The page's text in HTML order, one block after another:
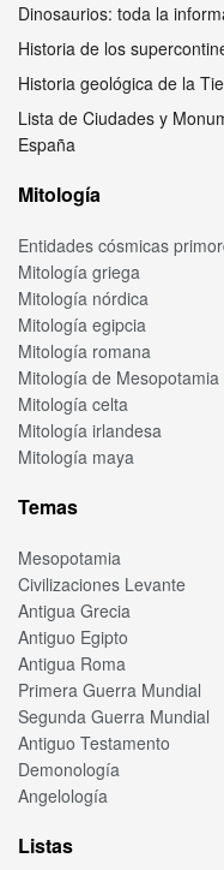
Dinosaurios: toda la
Historia de los
Historia geológica de la
Lista de Ciudades y
España
Mitología
Entidades cósmicas
Mitología griega
Mitología nórdica
Mitología egipcia
Mitología romana
Mitología de Mesopotamia
Mitología celta
Mitología irlandesa
Mitología maya
Temas
Mesopotamia
Civilizaciones Levante
Antigua Grecia
Antiguo Egipto
Antigua Roma
Primera Guerra Mundial
Segunda Guerra Mundial
Antiguo Testamento
Demonología
Angelología
Listas